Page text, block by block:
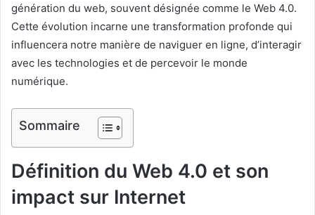
génération du web, souvent désignée comme le Web 4.0.
Cette évolution incarne une transformation profonde qui
influencera notre manière de naviguer en ligne, d’interagir
avec les technologies et de percevoir le monde
numérique.
Sommaire
Définition du Web 4.0 et son
impact sur Internet